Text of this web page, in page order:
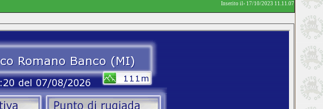
Inserito il› 17/10/2023 11.11.07